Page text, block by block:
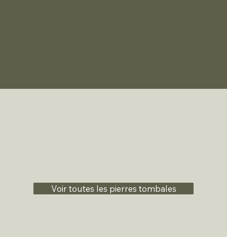
Voir toutes les pierres tombales